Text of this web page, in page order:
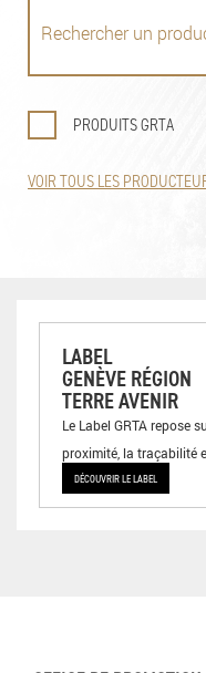
PRODUITS GRTA
VOIR TOUS LES
LABEL
GENÈVE RÉGION
TERRE AVENIR
Le Label GRTA repose
proximité, la traçabilité
DÉCOUVRIR LE LABEL